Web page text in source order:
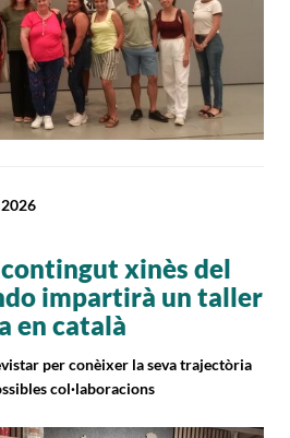
xinès del
impartirà un taller
en català
per conèixer la seva trajectòria
col·laboracions